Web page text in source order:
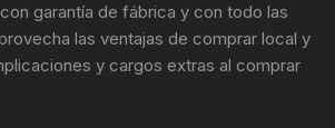
garantía de fábrica y con todo las
las ventajas de comprar local y
y cargos extras al comprar